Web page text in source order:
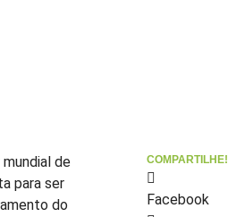
de
para ser
do
COMPARTILHE!
Facebook